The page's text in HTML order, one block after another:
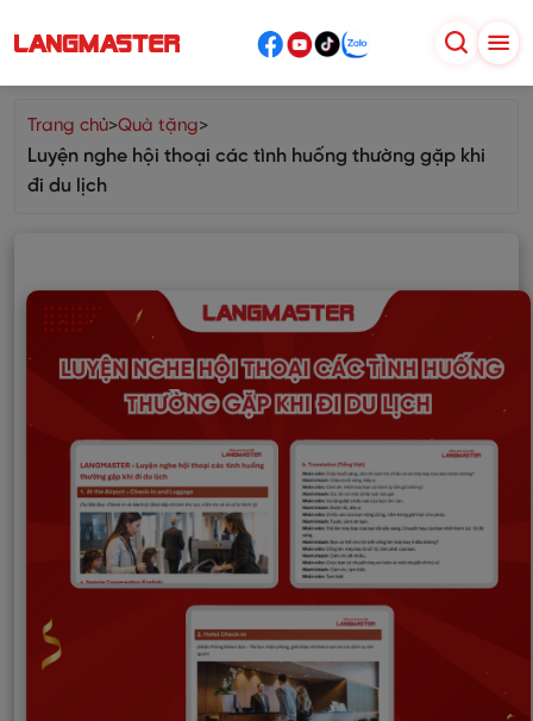
Trang chủ>Quà tặng>
Luyện nghe hội thoại các tình huống thường gặp khi
đi du lịch